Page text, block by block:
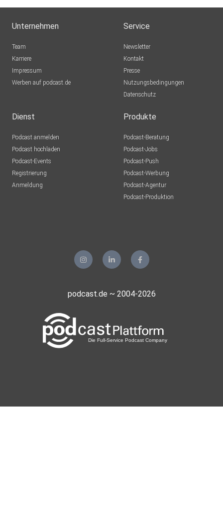
Unternehmen
Team
Karriere
Impressum
Werben auf podcast.de
Service
Newsletter
Kontakt
Presse
Nutzungsbedingungen
Datenschutz
Dienst
Podcast anmelden
Podcast hochladen
Podcast-Events
Registrierung
Anmeldung
Produkte
Podcast-Beratung
Podcast-Jobs
Podcast-Push
Podcast-Werbung
Podcast-Agentur
Podcast-Produktion
podcast.de ~ 2004-2026